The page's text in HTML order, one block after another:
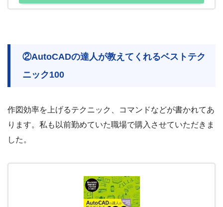
②AutoCADの達人が教えてくれるベストテク
ニック100
作図効率を上げるテクニック、コマンドなどが書かれてあ
ります。私も以前勤めていた職場で購入させていただきま
した。